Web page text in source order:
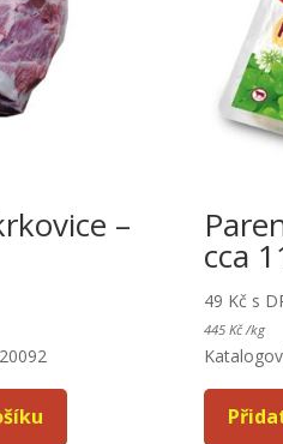
–
cca
49 Kč s
445 Kč /kg